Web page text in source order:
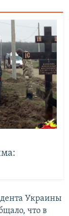
Украины
что в